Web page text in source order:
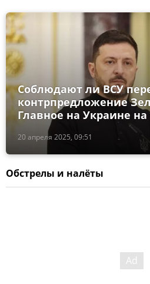
20 апреля 2025, 09:51
Соблюдают ли ВСУ
контрпредложение
Главное на Украине на
Обстрелы и налёты